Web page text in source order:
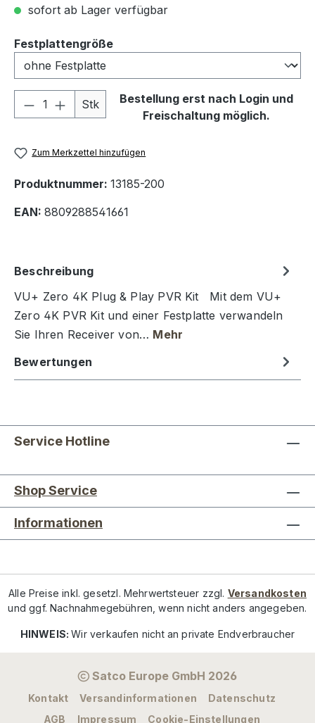
sofort ab Lager verfügbar
Festplattengrößeauswählen
Produkt Anzahl: Gib den
Stk
Bestellung erst nach Login und
Freischaltung möglich.
Zum Merkzettel hinzufügen
Produktnummer: 13185-200
EAN: 8809288541661
Beschreibung
VU+ Zero 4K Plug & Play PVR Kit Mit dem VU+
Zero 4K PVR Kit und einer Festplatte verwandeln
Sie Ihren Receiver von… Mehr
Bewertungen
Service Hotline
Shop Service
Informationen
Alle Preise inkl. gesetzl. Mehrwertsteuer zzgl. Versandkosten
und ggf. Nachnahmegebühren, wenn nicht anders angegeben.
HINWEIS:Wir verkaufen nicht an private Endverbraucher
Satco Europe GmbH 2026
Kontakt Versandinformationen
Datenschutz
AGB
Impressum Cookie-Einstellungen